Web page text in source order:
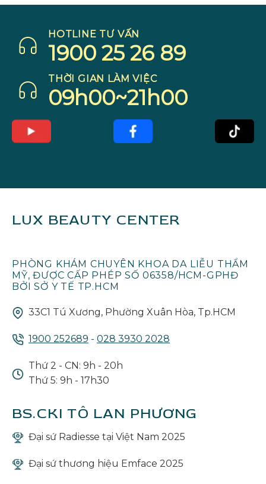
HOTLINE TƯ VẤN
1900 25 26 89
THỜI GIAN LÀM VIỆC
09h00~21h00
LUX BEAUTY CENTER
PHÒNG KHÁM CHUYÊN KHOA DA LIỄU THẨM
MỸ, ĐƯỢC CẤP PHÉP SỐ 06358/HCM-GPHĐ
BỞI SỞ Y TẾ TP.HCM
33C1 Tú Xương, Phường Xuân Hòa, Tp.HCM
1900 252689 - 028 3930 2028
Thứ 2 - CN: 9h - 20h
Thứ 5: 9h - 17h30
BS.CKI TÔ LAN PHƯƠNG
Đại sứ Radiesse tại Việt Nam 2025
Đại sứ thương hiệu Emface 2025